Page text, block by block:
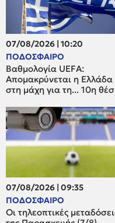
07/08/2026 | 10:20
ΠΟΔΟΣΦΑΙΡΟ
Βαθμολογία UEFA:
Απομακρύνεται η Ελλάδα
στη μάχη για τη... 10η
07/08/2026 | 09:35
ΠΟΔΟΣΦΑΙΡΟ
Οι τηλεοπτικές